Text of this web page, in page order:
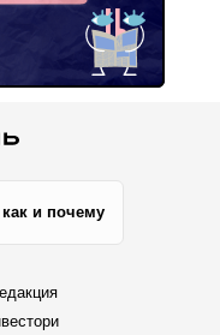
как и почему